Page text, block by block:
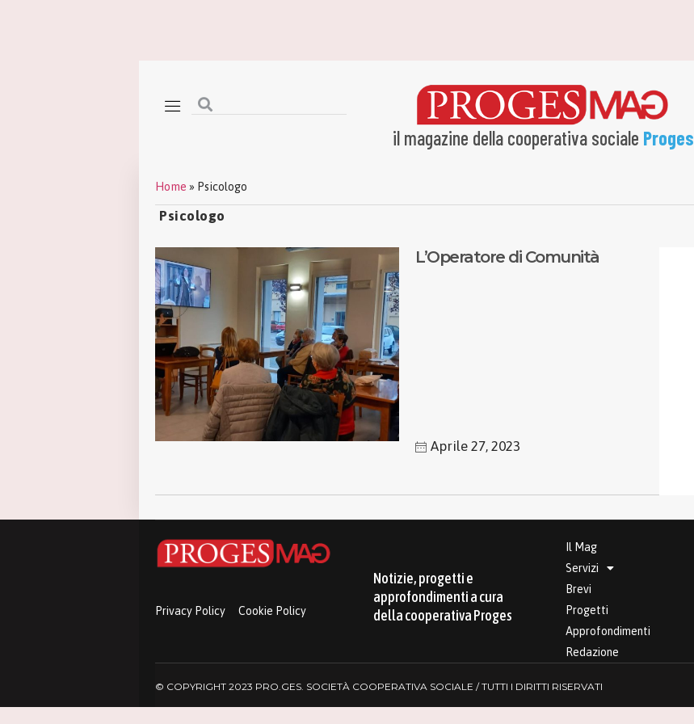
il magazine della cooperativa sociale Proges
Home » Psicologo
Psicologo
L’Operatore di Comunità
Aprile 27, 2023
Privacy Policy Cookie Policy
Notizie, progetti e
approfondimenti a cura
della cooperativa Proges
Il Mag
Servizi
Brevi
Progetti
Approfondimenti
Redazione
© COPYRIGHT 2023 PRO.GES. SOCIETÀ COOPERATIVA SOCIALE / TUTTI I DIRITTI RISERVATI